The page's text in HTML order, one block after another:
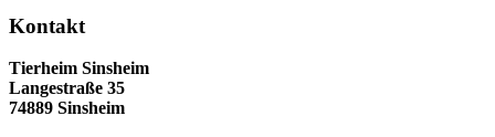
Kontakt
Tierheim Sinsheim
Langestraße 35
74889 Sinsheim